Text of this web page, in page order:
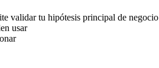
validar tu hipótesis principal de negocio
usar